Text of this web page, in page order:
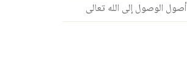
أصول الوصول إلى الله تعالى